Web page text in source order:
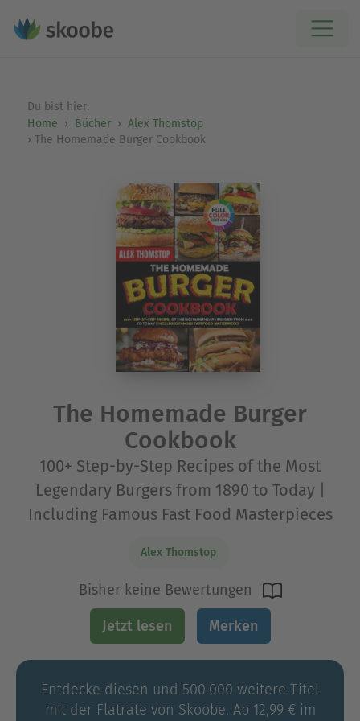
Du bist hier:
Home
Bücher
Alex Thomstop
The Homemade Burger Cookbook
The Homemade Burger
Cookbook
100+ Step-by-Step Recipes of the Most
Legendary Burgers from 1890 to Today |
Including Famous Fast Food Masterpieces
Alex Thomstop
Bisher keine Bewertungen
Jetzt lesen Merken
Entdecke diesen und 500.000 weitere Titel
mit der Flatrate von Skoobe. Ab 12,99 € im